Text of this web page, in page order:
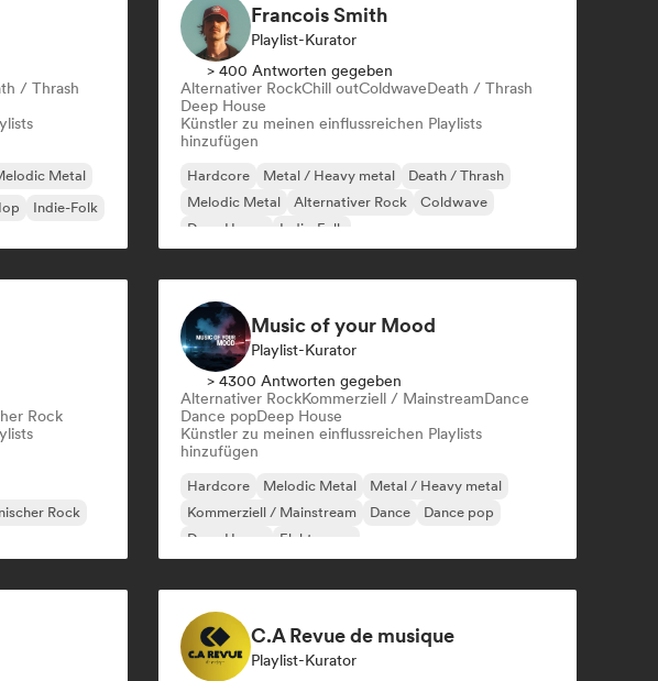
/ Thrash
Metal
Indie-Folk
Francois Smith
Playlist-Kurator
> 400 Antworten gegeben
Alternativer RockChill outColdwaveDeath / Thrash
Deep House
Künstler zu meinen einflussreichen Playlists
hinzufügen
Hardcore Metal / Heavy metal
Death / Thrash
Melodic Metal
Alternativer Rock
Coldwave
Deep House
Indie-Folk
Rock
Rock
Music of your Mood
Playlist-Kurator
> 4300 Antworten gegeben
Alternativer RockKommerziell / MainstreamDance
Dance popDeep House
Künstler zu meinen einflussreichen Playlists
hinzufügen
Hardcore Melodic Metal
Metal / Heavy metal
Kommerziell / Mainstream
Dance
Dance pop
Deep House
Elektropop
C.A Revue de musique
Playlist-Kurator